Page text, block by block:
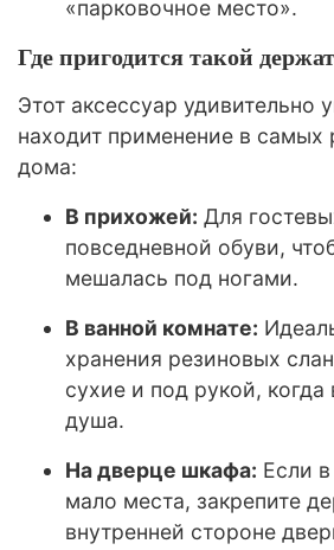
«парковочное место».
Где пригодится такой
Этот аксессуар удивительно
находит применение в самых
дома:
В прихожей: Для
повседневной обуви,
мешалась под ногами.
В ванной комнате:
хранения резиновых
сухие и под рукой,
душа.
На дверце шкафа: Если
мало места, закрепите
внутренней стороне